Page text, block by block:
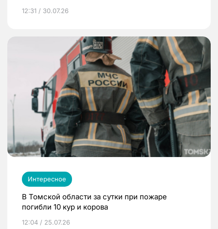
12:31 / 30.07.26
Интересное
В Томской области за сутки при пожаре
погибли 10 кур и корова
12:04 / 25.07.26